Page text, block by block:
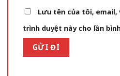
Lưu tên của tôi,
trình duyệt này cho lần